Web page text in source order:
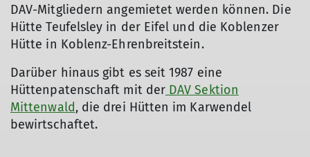
DAV-Mitgliedern angemietet werden können. Die
Hütte Teufelsley in der Eifel und die Koblenzer
Hütte in Koblenz-Ehrenbreitstein.
Darüber hinaus gibt es seit 1987 eine
Hüttenpatenschaft mit der DAV Sektion
Mittenwald, die drei Hütten im Karwendel
bewirtschaftet.